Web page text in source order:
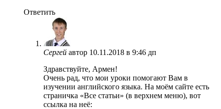
Ответить
Сергей автор 10.11.2018 в 9:46 дп
Здравствуйте, Армен!
Очень рад, что мои уроки помогают Вам в
изучении английского языка. На моём сайте есть
страничка «Все статьи» (в верхнем меню), вот
ссылка на неё: